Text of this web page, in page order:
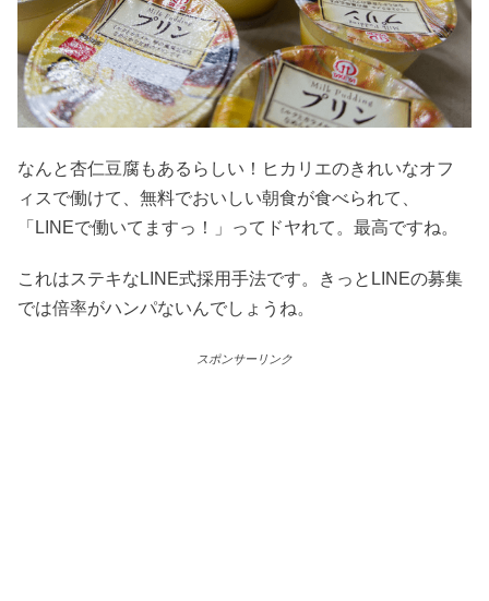
なんと杏仁豆腐もあるらしい！ヒカリエのきれいなオフ
ィスで働けて、無料でおいしい朝食が食べられて、
「LINEで働いてますっ！」ってドヤれて。最高ですね。
これはステキなLINE式採用手法です。きっとLINEの募集
では倍率がハンパないんでしょうね。
スポンサーリンク